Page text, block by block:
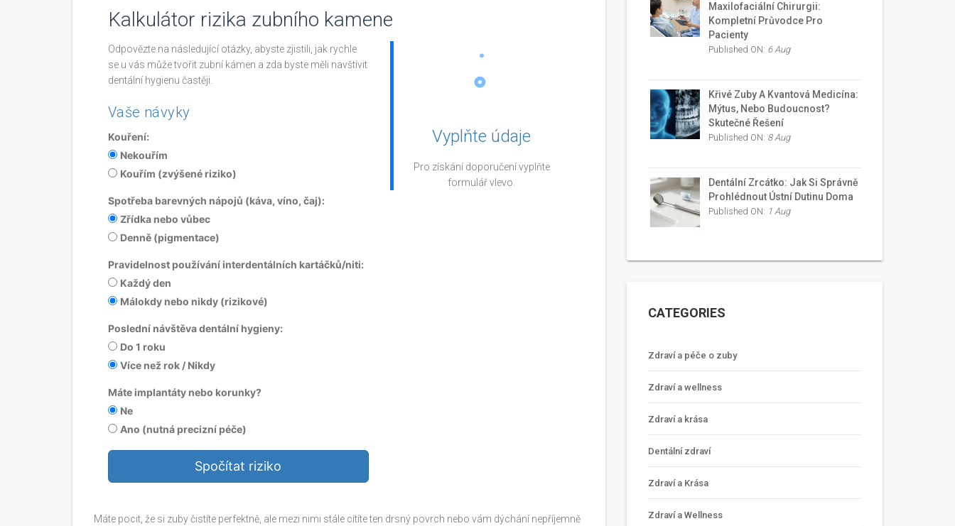
Kalkulátor rizika zubního kamene
Odpovězte na následující otázky, abyste zjistili, jak rychle
se u vás může tvořit zubní kámen a zda byste měli navštívit
dentální hygienu častěji.
Vaše návyky
Kouření:
Nekouřím
Kouřím (zvýšené riziko)
Spotřeba barevných nápojů (káva, víno, čaj):
Zřídka nebo vůbec
Denně (pigmentace)
Pravidelnost používání interdentálních kartáčků/niti:
Každý den
Málokdy nebo nikdy (rizikové)
Poslední návštěva dentální hygieny:
Do 1 roku
Více než rok / Nikdy
Máte implantáty nebo korunky?
Ne
Ano (nutná precizní péče)
Spočítat riziko
Vyplňte údaje
Pro získání doporučení vyplňte
formulář vlevo.
Máte pocit, že si zuby čistíte perfektně, ale mezi nimi stále cítíte ten drsný povrch nebo vám dýchání nepříjemně
Maxilofaciální Chirurgii:
Kompletní Průvodce Pro
Pacienty
Published ON: 6 Aug
Křivé Zuby A Kvantová Medicína:
Mýtus, Nebo Budoucnost?
Skutečné Řešení
Published ON: 8 Aug
Dentální Zrcátko: Jak Si Správně
Prohlédnout Ústní Dutinu Doma
Published ON: 1 Aug
CATEGORIES
Zdraví a péče o zuby
Zdraví a wellness
Zdraví a krása
Dentální zdraví
Zdraví a Krása
Zdraví a Wellness